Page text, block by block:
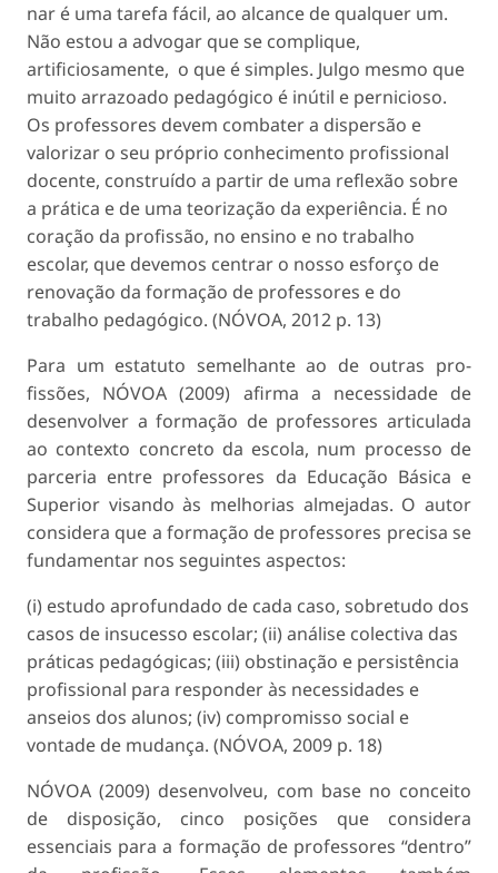
nar é uma tarefa fácil, ao alcance de qualquer um.
Não estou a advogar que se complique,
artificiosamente, o que é simples. Julgo mesmo que
muito arrazoado pedagógico é inútil e pernicioso.
Os professores de­vem combater a dispersão e
valorizar o seu próprio conhecimento profissional
docente, construído a partir de uma reflexão sobre
a prática e de uma teorização da experiência. É no
coração da profissão, no ensino e no trabalho
escolar, que devemos centrar o nosso esforço de
renovação da formação de professores e do
trabalho pedagógico. (NÓVOA, 2012 p. 13)
Para um estatuto semelhante ao de outras pro­
fissões, NÓVOA (2009) afirma a necessidade de
desenvolver a formação de professores articulada
ao contexto concreto da escola, num processo de
parceria entre professores da Educação Básica e
Superior visando às melhorias almejadas. O autor
considera que a formação de professores precisa se
fundamentar nos seguintes aspectos:
(i) estudo aprofundado de cada caso, sobretudo dos
casos de insucesso escolar; (ii) análise colectiva das
práticas pedagógicas; (iii) obstinação e persis­tência
profissional para responder às necessidades e
anseios dos alunos; (iv) compromisso social e
vontade de mudança. (NÓVOA, 2009 p. 18)
NÓVOA (2009) desenvolveu, com base no con­ceito
de disposição, cinco posições que considera
essenciais para a formação de professores “dentro”